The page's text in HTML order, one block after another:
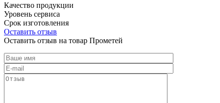
Качество продукции
Уровень сервиса
Срок изготовления
Оставить отзыв
Оставить отзыв на товар Прометей